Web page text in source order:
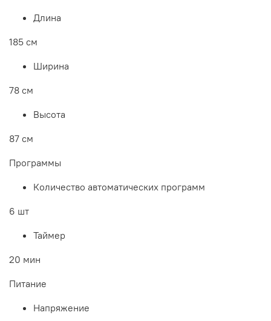
Длина
185 см
Ширина
78 см
Высота
87 см
Программы
Количество автоматических программ
6 шт
Таймер
20 мин
Питание
Напряжение